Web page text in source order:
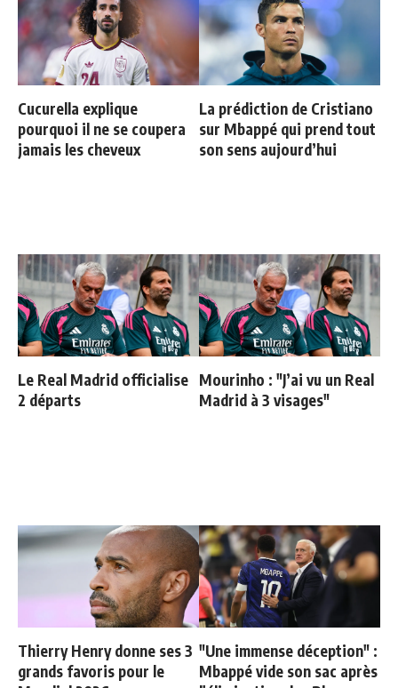
Cucurella explique
pourquoi il ne se coupera
jamais les cheveux
La prédiction de Cristiano
sur Mbappé qui prend tout
son sens aujourd’hui
Le Real Madrid officialise
2 départs
Mourinho : "J’ai vu un Real
Madrid à 3 visages"
Thierry Henry donne ses 3
grands favoris pour le
"Une immense déception" :
Mbappé vide son sac après